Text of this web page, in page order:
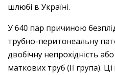
шлюбі в Україні.
У 640 пар причиною
трубно-перитонеальну
двобічну непрохідність
маткових труб (ІІ група).